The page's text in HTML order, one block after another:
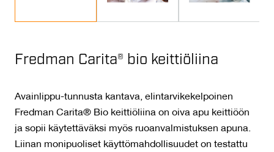
Fredman Carita® bio keittiöliina
Avainlippu-tunnusta kantava, elintarvikekelpoinen
Fredman Carita® Bio keittiöliina on oiva apu keittiöön
ja sopii käytettäväksi myös ruoanvalmistuksen apuna.
Liinan monipuoliset käyttömahdollisuudet on testattu